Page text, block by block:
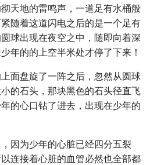
天地的雷鸣声，一道足有水桶般
随着这道闪电之后的是一个足有
球出现在夜空之中，随即向着深
年的的上空半米处才停了下来！
面盘旋了一阵之后，忽然从圆球
的石头，那块黑色的石头径直飞
的心口钻了进去，出现在少年的
因为少年的心脏已经四分五裂
连接着心脏的血管必然也全部都